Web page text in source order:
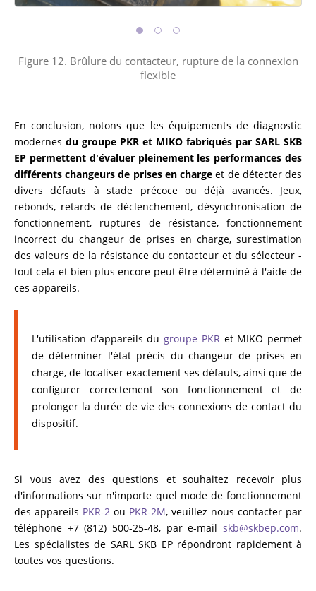
Figure 12. Brûlure du contacteur, rupture de la connexion
flexible
En conclusion, notons que les équipements de diagnostic
modernes du groupe PKR et MIKO fabriqués par SARL SKB
EP permettent d'évaluer pleinement les performances des
différents changeurs de prises en chargeet de détecter des
divers défauts à stade précoce ou déjà avancés. Jeux,
rebonds, retards de déclenchement, désynchronisation de
fonctionnement, ruptures de résistance, fonctionnement
incorrect du changeur de prises en charge, surestimation
des valeurs de la résistance du contacteur et du sélecteur -
tout cela et bien plus encore peut être déterminé à l'aide de
ces appareils.
L'utilisation d'appareils dugroupe PKRet MIKO permet
de déterminer l'état précis du changeur de prises en
charge, de localiser exactement ses défauts, ainsi que de
configurer correctement son fonctionnement et de
prolonger la durée de vie des connexions de contact du
dispositif.
Si vous avez des questions et souhaitez recevoir plus
d'informations sur n'importe quel mode de fonctionnement
des appareils PKR-2 ou PKR-2M, veuillez nous contacter par
téléphone +7 (812) 500-25-48, par e-mail skb@skbep.com.
Les spécialistes de SARL SKB EP répondront rapidement à
toutes vos questions.